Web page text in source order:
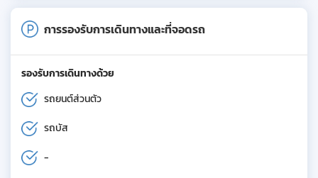
การรองรับการเดินทางและที่จอดรถ
รองรับการเดินทางด้วย
รถยนต์ส่วนตัว
รถบัส
-